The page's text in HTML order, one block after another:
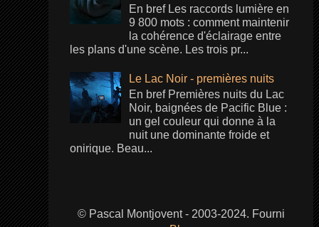
En bref Les raccords lumière en
9 800 mots : comment maintenir
la cohérence d'éclairage entre
les plans d'une scène. Les trois pr...
Le Lac Noir - premières nuits
En bref Premières nuits du Lac
Noir, baignées de Pacific Blue :
un gel couleur qui donne à la
nuit une dominante froide et
onirique. Beau...
© Pascal Montjovent - 2003-2024. Fourni